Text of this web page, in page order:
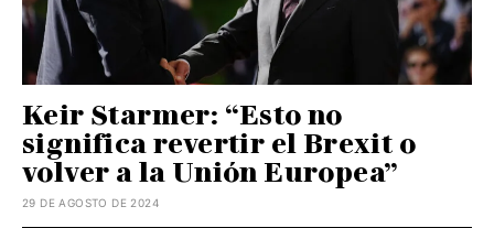
Keir Starmer: “Esto no
significa revertir el Brexit o
volver a la Unión Europea”
29 DE AGOSTO DE 2024